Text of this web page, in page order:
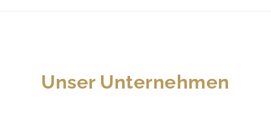
Unser Unternehmen